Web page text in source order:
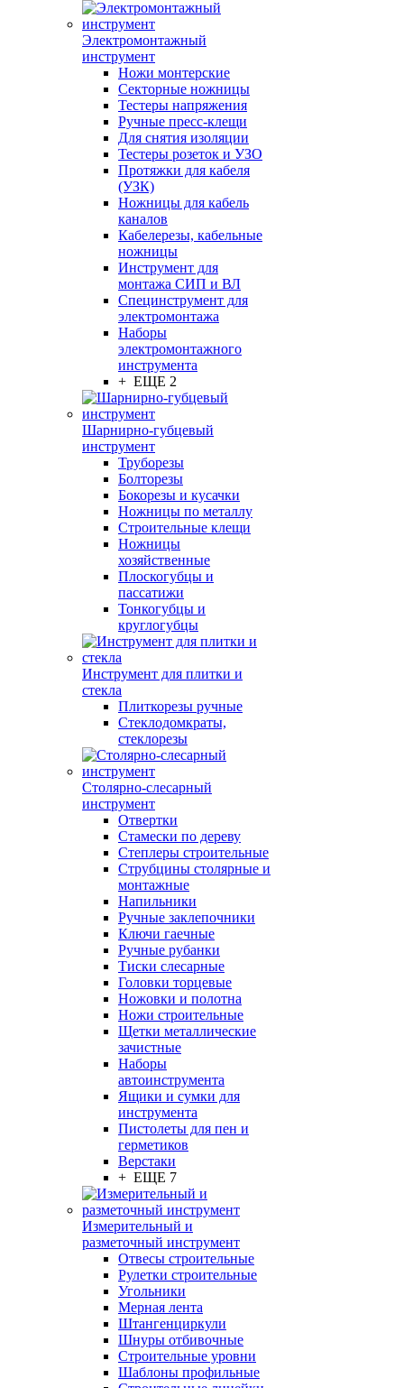
Электромонтажный
инструмент
Ножи монтерские
Секторные ножницы
Тестеры напряжения
Ручные пресс-клещи
Для снятия изоляции
Тестеры розеток и УЗО
Протяжки для кабеля
(УЗК)
Ножницы для кабель
каналов
Кабелерезы, кабельные
ножницы
Инструмент для
монтажа СИП и ВЛ
Специнструмент для
электромонтажа
Наборы
электромонтажного
инструмента
+ ЕЩЕ 2
Шарнирно-губцевый
инструмент
Труборезы
Болторезы
Бокорезы и кусачки
Ножницы по металлу
Строительные клещи
Ножницы
хозяйственные
Плоскогубцы и
пассатижи
Тонкогубцы и
круглогубцы
Инструмент для плитки и
стекла
Плиткорезы ручные
Стеклодомкраты,
стеклорезы
Столярно-слесарный
инструмент
Отвертки
Стамески по дереву
Степлеры строительные
Струбцины столярные и
монтажные
Напильники
Ручные заклепочники
Ключи гаечные
Ручные рубанки
Тиски слесарные
Головки торцевые
Ножовки и полотна
Ножи строительные
Щетки металлические
зачистные
Наборы
автоинструмента
Ящики и сумки для
инструмента
Пистолеты для пен и
герметиков
Верстаки
+ ЕЩЕ 7
Измерительный и
разметочный инструмент
Отвесы строительные
Рулетки строительные
Угольники
Мерная лента
Штангенциркули
Шнуры отбивочные
Строительные уровни
Шаблоны профильные